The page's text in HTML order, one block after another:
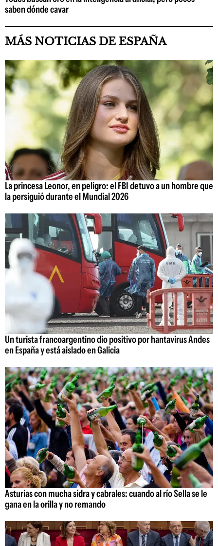
saben dónde cavar
MÁS NOTICIAS DE ESPAÑA
La princesa Leonor, en peligro: el FBI detuvo a un hombre que
la persiguió durante el Mundial 2026
Un turista francoargentino dio positivo por hantavirus Andes
en España y está aislado en Galicia
Asturias con mucha sidra y cabrales: cuando al río Sella se le
gana en la orilla y no remando